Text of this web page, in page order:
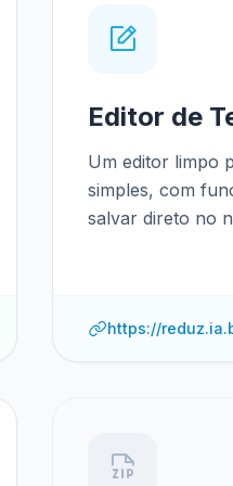
Editor de
Um editor limpo
simples, com
salvar direto no
https://